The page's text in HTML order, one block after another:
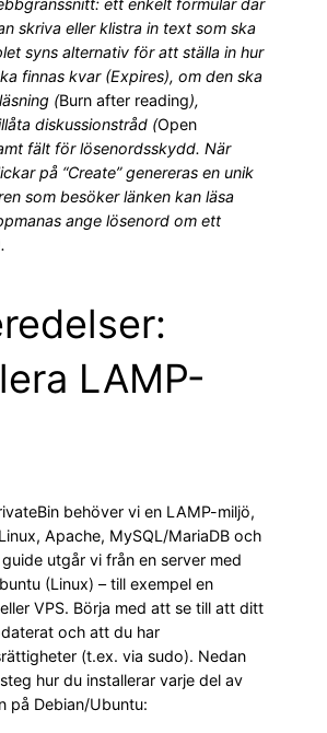
skriva eller klistra in text som ska
syns alternativ för att ställa in hur
finnas kvar (Expires), om den ska
(Burn after reading),
diskussionstråd (Open
fält för lösenordsskydd. När
på “Create” genereras en unik
som besöker länken kan läsa
ange lösenord om ett
LAMP-
behöver vi en LAMP-miljö,
Apache, MySQL/MariaDB och
utgår vi från en server med
(Linux) – till exempel en
VPS. Börja med att se till att ditt
och att du har
(t.ex. via sudo). Nedan
hur du installerar varje del av
på Debian/Ubuntu: